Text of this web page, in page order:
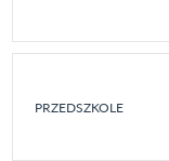
PRZEDSZKOLE